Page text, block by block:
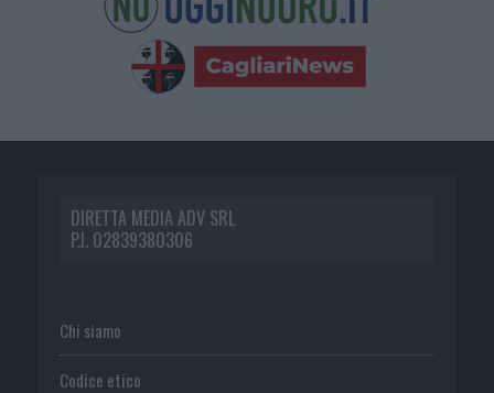
DIRETTA MEDIA ADV SRL
P.I. 02839380306
Chi siamo
Codice etico